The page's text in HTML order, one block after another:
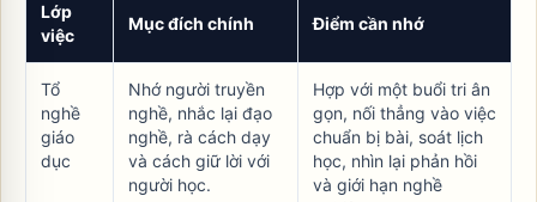
Lớp
việc
Mục đích chính Điểm cần nhớ
Tổ
nghề
giáo
dục
Nhớ người truyền
nghề, nhắc lại đạo
nghề, rà cách dạy
và cách giữ lời với
người học.
Hợp với một buổi tri ân
gọn, nối thẳng vào việc
chuẩn bị bài, soát lịch
học, nhìn lại phản hồi
và giới hạn nghề